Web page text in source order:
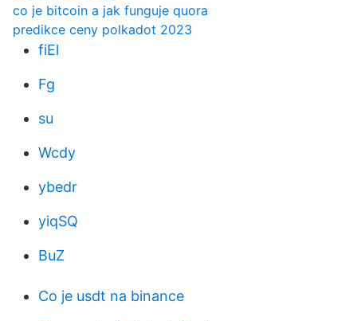
co je bitcoin a jak funguje quora
predikce ceny polkadot 2023
fiEl
Fg
su
Wcdy
ybedr
yiqSQ
BuZ
Co je usdt na binance